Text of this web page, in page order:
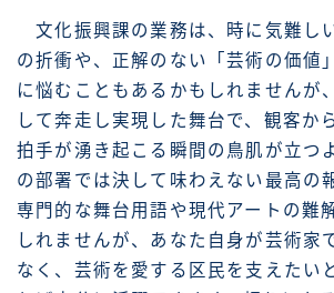
文化振興課の業務は、時に気難し
の折衝や、正解のない「芸術の価値
に悩むこともあるかもしれませんが
して奔走し実現した舞台で、観客か
拍手が湧き起こる瞬間の鳥肌が立つ
の部署では決して味わえない最高の
専門的な舞台用語や現代アートの難
しれませんが、あなた自身が芸術家
なく、芸術を愛する区民を支えたい